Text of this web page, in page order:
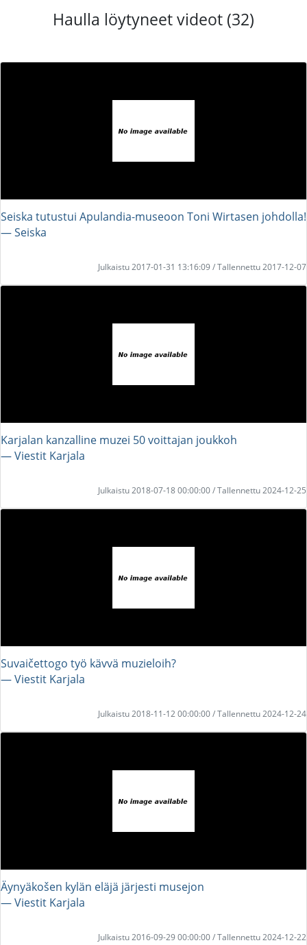
Haulla löytyneet videot (32)
Seiska tutustui Apulandia-museoon Toni Wirtasen johdolla!
― Seiska
Julkaistu 2017-01-31 13:16:09 / Tallennettu 2017-12-07
Karjalan kanzalline muzei 50 voittajan joukkoh
― Viestit Karjala
Julkaistu 2018-07-18 00:00:00 / Tallennettu 2024-12-25
Suvaičettogo työ kävvä muzieloih?
― Viestit Karjala
Julkaistu 2018-11-12 00:00:00 / Tallennettu 2024-12-24
Äynyäkošen kylän eläjä järjesti musejon
― Viestit Karjala
Julkaistu 2016-09-29 00:00:00 / Tallennettu 2024-12-22